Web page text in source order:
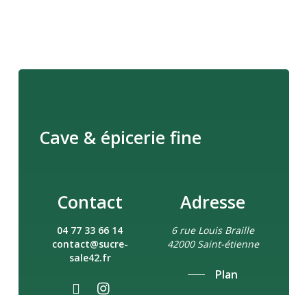
Cave & épicerie fine
Contact
04 77 33 66 14
contact@sucre-
sale42.fr
Adresse
6 rue Louis Braille
42000 Saint-étienne
Plan